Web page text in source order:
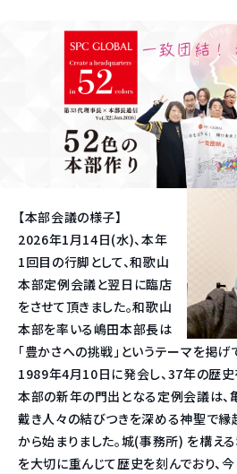
【本部会議の様子】
2026年1月14日(水)、本年
1回目の行脚として、和歌山
本部定例会議と翌日に臨店
をさせて頂きました。和歌山
本部を率いる嶋田本部長は
「豊かさへの挑戦」というテーマを掲げ
1989年4月10日に発会し、37年の歴
本部の新年の門出となる定例会議は、
戴き人々の結びつきを深める神聖で縁
から始まりました。城(事務所) を構え
を大切に重んじて歴史を刻んでおり、